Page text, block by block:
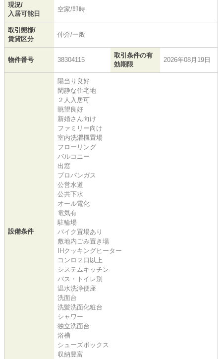
現況/
入居可能日
空家/即時
取引態様/
賃貸区分
仲介/一般
物件番号 38304115
取引条件の有
効期限
2026年08月19日
設備条件
陽当り良好
閑静な住宅地
２人入居可
眺望良好
新婚さん向け
ファミリー向け
室内洗濯機置場
フローリング
バルコニー
出窓
プロパンガス
公営水道
公共下水
オール電化
電気有
駐輪場
バイク置場あり
敷地内ごみ置き場
IHクッキングヒーター
コンロ２口以上
システムキッチン
バス・トイレ別
温水洗浄便座
洗面台
洗髪洗面化粧台
シャワー
独立洗面台
浴槽
シューズボックス
収納豊富